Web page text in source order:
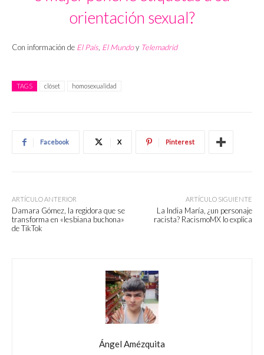
orientación sexual?
Con información de El País El Mundoy Telemadrid
TAGS clóset homosexualidad
Facebook X Pinterest
ARTÍCULO ANTERIOR
Damara Gómez, la regidora que se
transforma en «lesbiana buchona»
de TikTok
ARTÍCULO SIGUIENTE
La India María, ¿un personaje
racista? RacismoMX lo explica
Ángel Amézquita